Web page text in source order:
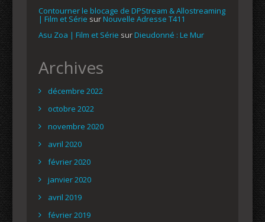
Contourner le blocage de DPStream & Allostreaming
| Film et Série surNouvelle Adresse T411
Asu Zoa | Film et Série surDieudonné : Le Mur
Archives
décembre 2022
octobre 2022
novembre 2020
avril 2020
février 2020
janvier 2020
avril 2019
février 2019